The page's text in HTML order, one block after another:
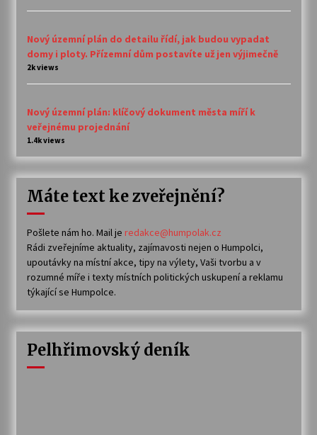
Nový územní plán do detailu řídí, jak budou vypadat
domy i ploty. Přízemní dům postavíte už jen výjimečně
2k views
Nový územní plán: klíčový dokument města míří k
veřejnému projednání
1.4k views
Máte text ke zveřejnění?
Pošlete nám ho. Mail je redakce@humpolak.cz
Rádi zveřejníme aktuality, zajímavosti nejen o Humpolci,
upoutávky na místní akce, tipy na výlety, Vaši tvorbu a v
rozumné míře i texty místních politických uskupení a reklamu
týkající se Humpolce.
Pelhřimovský deník